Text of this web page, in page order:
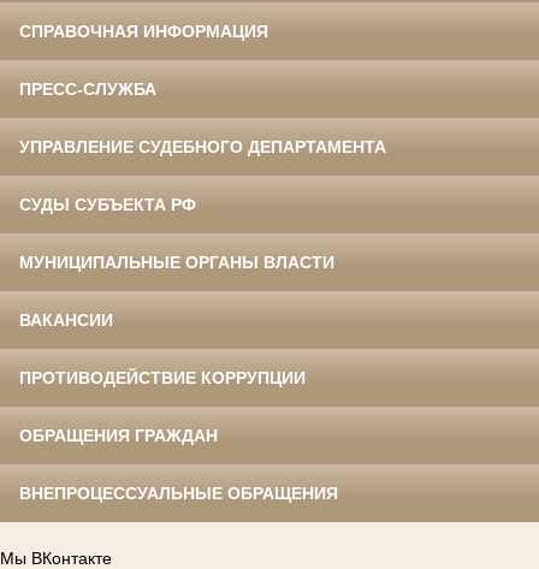
СПРАВОЧНАЯ ИНФОРМАЦИЯ
ПРЕСС-СЛУЖБА
УПРАВЛЕНИЕ СУДЕБНОГО ДЕПАРТАМЕНТА
СУДЫ СУБЪЕКТА РФ
МУНИЦИПАЛЬНЫЕ ОРГАНЫ ВЛАСТИ
ВАКАНСИИ
ПРОТИВОДЕЙСТВИЕ КОРРУПЦИИ
ОБРАЩЕНИЯ ГРАЖДАН
ВНЕПРОЦЕССУАЛЬНЫЕ ОБРАЩЕНИЯ
Мы ВКонтакте